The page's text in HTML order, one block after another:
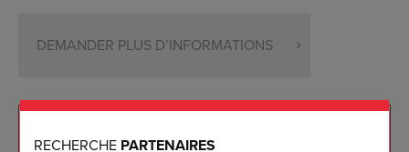
DEMANDER PLUS D’INFORMATIONS
NOS ENGAGEMENTS
RECHERCHE PARTENAIRES